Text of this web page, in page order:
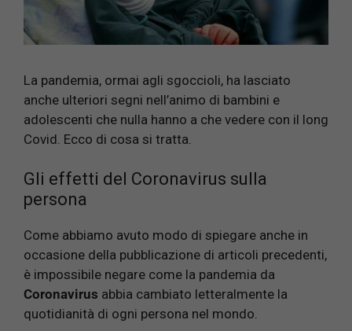
La pandemia, ormai agli sgoccioli, ha lasciato
anche ulteriori segni nell’animo di bambini e
adolescenti che nulla hanno a che vedere con il long
Covid. Ecco di cosa si tratta.
Gli effetti del Coronavirus sulla
persona
Come abbiamo avuto modo di spiegare anche in
occasione della pubblicazione di articoli precedenti,
è impossibile negare come la pandemia da
Coronavirus abbia cambiato letteralmente la
quotidianità di ogni persona nel mondo.